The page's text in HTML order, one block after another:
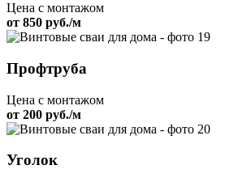
Цена с монтажом
от 850 руб./м
Профтруба
Цена с монтажом
от 200 руб./м
Уголок